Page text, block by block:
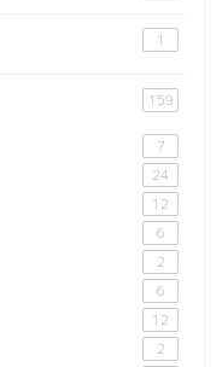
1
159
7
24
12
6
2
6
12
2